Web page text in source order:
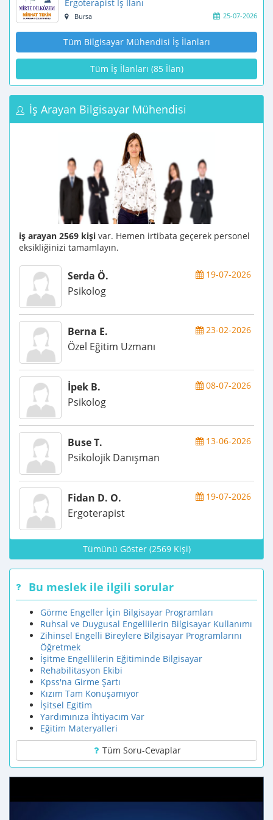
Ergoterapist İş İlanı
25-07-2026
Bursa
Tüm Bilgisayar Mühendisi İş İlanları
Tüm İş İlanları (85 İlan)
İş Arayan Bilgisayar Mühendisi
iş arayan 2569 kişi var. Hemen irtibata geçerek personel
eksikliğinizi tamamlayın.
19-07-2026
Serda Ö.
Psikolog
23-02-2026
Berna E.
Özel Eğitim Uzmanı
08-07-2026
İpek B.
Psikolog
13-06-2026
Buse T.
Psikolojik Danışman
19-07-2026
Fidan D. O.
Ergoterapist
Tümünü Göster (2569 Kişi)
Bu meslek ile ilgili sorular
Görme Engeller İçin Bilgisayar Programları
Ruhsal ve Duygusal Engellilerin Bilgisayar Kullanımı
Zihinsel Engelli Bireylere Bilgisayar Programlarını
Öğretmek
İşitme Engellilerin Eğitiminde Bilgisayar
Rehabilitasyon Ekibi
Kpss'na Girme Şartı
Kızım Tam Konuşamıyor
İşitsel Egitim
Yardımınıza İhtiyacım Var
Eğitim Materyalleri
Tüm Soru-Cevaplar